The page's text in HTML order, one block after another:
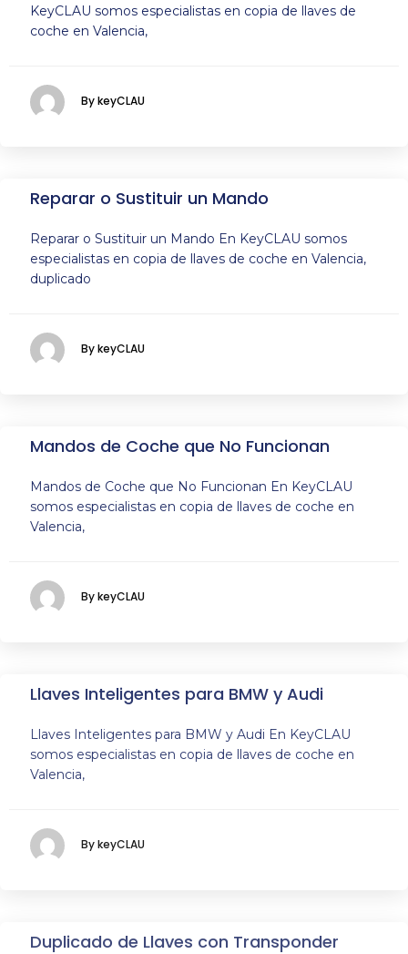
KeyCLAU somos especialistas en copia de llaves de
coche en Valencia,
By keyCLAU
Reparar o Sustituir un Mando
Reparar o Sustituir un Mando En KeyCLAU somos
especialistas en copia de llaves de coche en Valencia,
duplicado
By keyCLAU
Mandos de Coche que No Funcionan
Mandos de Coche que No Funcionan En KeyCLAU
somos especialistas en copia de llaves de coche en
Valencia,
By keyCLAU
Llaves Inteligentes para BMW y Audi
Llaves Inteligentes para BMW y Audi En KeyCLAU
somos especialistas en copia de llaves de coche en
Valencia,
By keyCLAU
Duplicado de Llaves con Transponder